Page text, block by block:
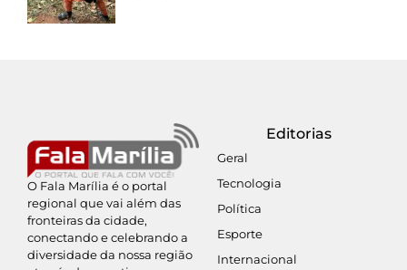
O Fala Marília é o portal
regional que vai além das
fronteiras da cidade,
conectando e celebrando a
diversidade da nossa região
Editorias
Geral
Tecnologia
Política
Esporte
Internacional